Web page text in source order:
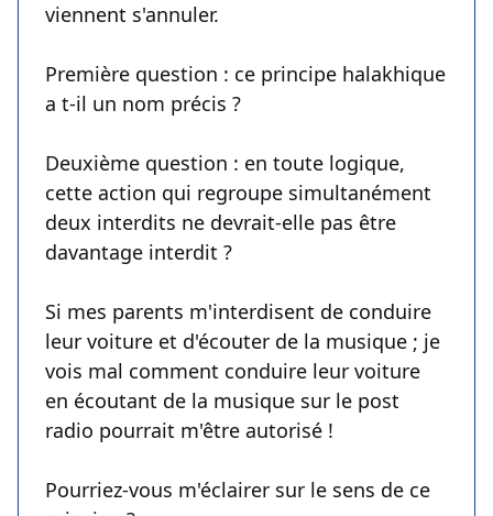
viennent s'annuler.
Première question : ce principe halakhique
a t-il un nom précis ?
Deuxième question : en toute logique,
cette action qui regroupe simultanément
deux interdits ne devrait-elle pas être
davantage interdit ?
Si mes parents m'interdisent de conduire
leur voiture et d'écouter de la musique ; je
vois mal comment conduire leur voiture
en écoutant de la musique sur le post
radio pourrait m'être autorisé !
Pourriez-vous m'éclairer sur le sens de ce